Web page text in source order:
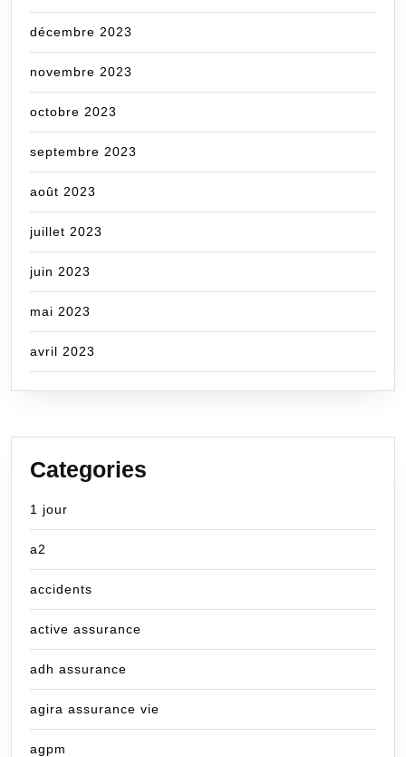
décembre 2023
novembre 2023
octobre 2023
septembre 2023
août 2023
juillet 2023
juin 2023
mai 2023
avril 2023
Categories
1 jour
a2
accidents
active assurance
adh assurance
agira assurance vie
agpm